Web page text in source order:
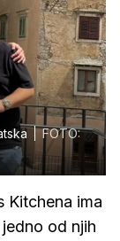
FOTO:
Kitchena ima
od njih